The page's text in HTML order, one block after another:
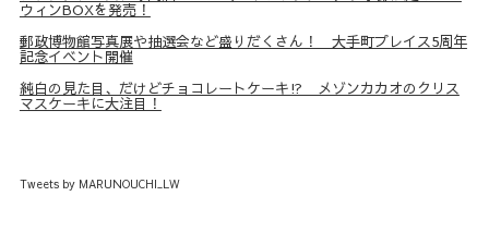
ウィンBOXを発売！
郵政博物館写真展や抽選会など盛りだくさん！ 大手町プレイス5周年
記念イベント開催
純白の見た目、だけどチョコレートケーキ⁉ メゾンカカオのクリス
マスケーキに大注目！
Tweets by MARUNOUCHI_LW